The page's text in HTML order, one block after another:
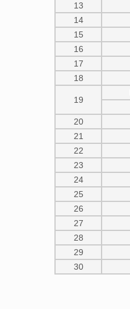
13
14
15
16
17
18
19
20
21
22
23
24
25
26
27
28
29
30